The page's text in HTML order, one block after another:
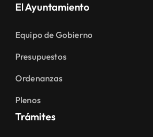
El Ayuntamiento
Equipo de Gobierno
Presupuestos
Ordenanzas
Plenos
Trámites